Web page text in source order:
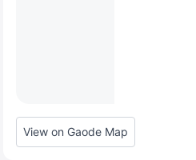
View on Gaode Map